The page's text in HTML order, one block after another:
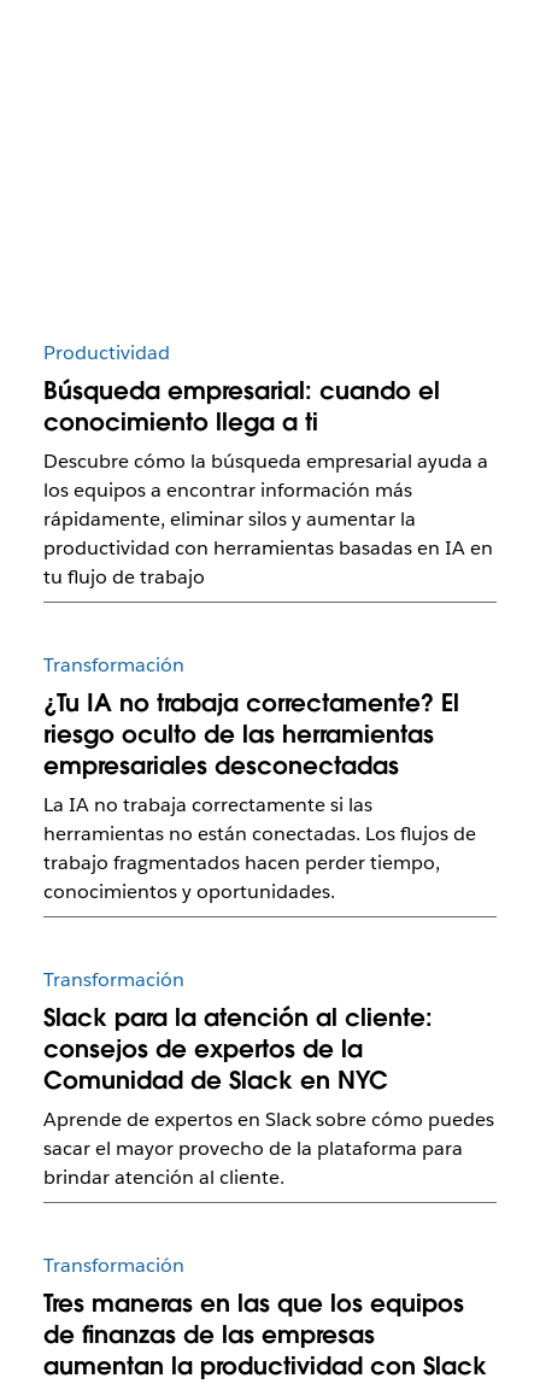
Productividad
Búsqueda empresarial: cuando el
conocimiento llega a ti
Descubre cómo la búsqueda empresarial ayuda a
los equipos a encontrar información más
rápidamente, eliminar silos y aumentar la
productividad con herramientas basadas en IA en
tu flujo de trabajo
Transformación
¿Tu IA no trabaja correctamente? El
riesgo oculto de las herramientas
empresariales desconectadas
La IA no trabaja correctamente si las
herramientas no están conectadas. Los flujos de
trabajo fragmentados hacen perder tiempo,
conocimientos y oportunidades.
Transformación
Slack para la atención al cliente:
consejos de expertos de la
Comunidad de Slack en NYC
Aprende de expertos en Slack sobre cómo puedes
sacar el mayor provecho de la plataforma para
brindar atención al cliente.
Transformación
Tres maneras en las que los equipos
de finanzas de las empresas
aumentan la productividad con Slack